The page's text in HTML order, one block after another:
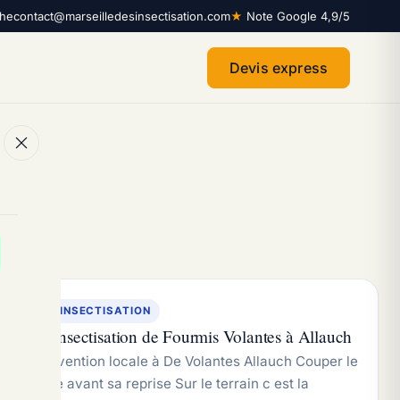
contact@marseilledesinsectisation.com★ Note Google 4,9/5
Devis express
DESINSECTISATION
Désinsectisation de Fourmis Volantes à Allauch
Intervention locale à De Volantes Allauch Couper le
cycle avant sa reprise Sur le terrain c est la